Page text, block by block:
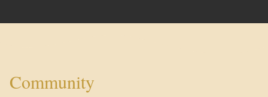
Community